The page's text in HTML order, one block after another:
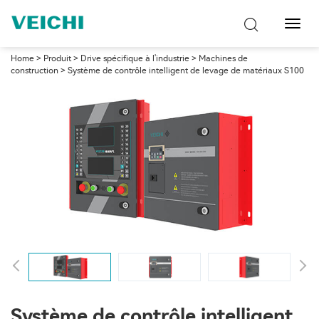
Home > Produit> Drive spécifique à l'industrie > Machines de
construction > Système de contrôle intelligent de levage de matériaux S100